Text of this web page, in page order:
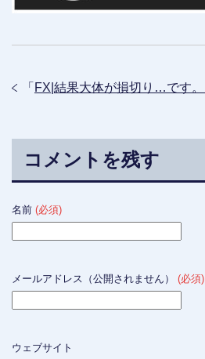
「 FX|結果大体が損切り…です。
コメントを残す
名前 (必須)
メールアドレス（公開されません） (必須)
ウェブサイト